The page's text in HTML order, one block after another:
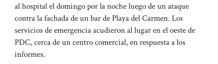
al hospital el domingo por la noche luego de un ataque
contra la fachada de un bar de Playa del Carmen. Los
servicios de emergencia acudieron al lugar en el oeste de
PDC, cerca de un centro comercial, en respuesta a los
informes.